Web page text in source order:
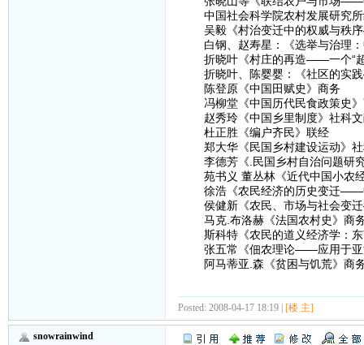
中国社会科学院农村发展研究所
吴毅《村治变迁中的权威与秩
白钢、赵寿星：《选举与治理：
折晓叶《村庄的再造——一个“超
折晓叶、陈婴婴：《社区的实践
陈登原《中国田赋史》商务
冯柳堂《中国历代民食政策史》
赵秀玲《中国乡里制度》社科文
杜正胜《编户齐民》联经
郑大华《民国乡村建设运动》社
李德芳《.民国乡村自治问题研
苑书义 董丛林《近代中国小农
徐浩《农民经济的历史变迁——
侯健新《农民、市场与社会变迁
马克.布洛赫《法国农村史》商
斯科特《农民的道义经济学：东
张五常《佃农理论——应用于亚
阿马蒂亚.森《贫困与饥荒》商
Posted: 2008-04-17 18:19 | [楼 主]
snowrainwind